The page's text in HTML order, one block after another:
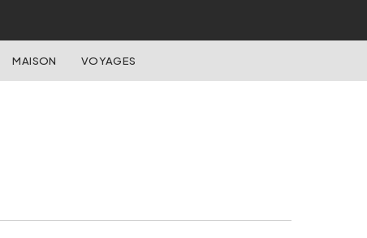
MAISON VOYAGES